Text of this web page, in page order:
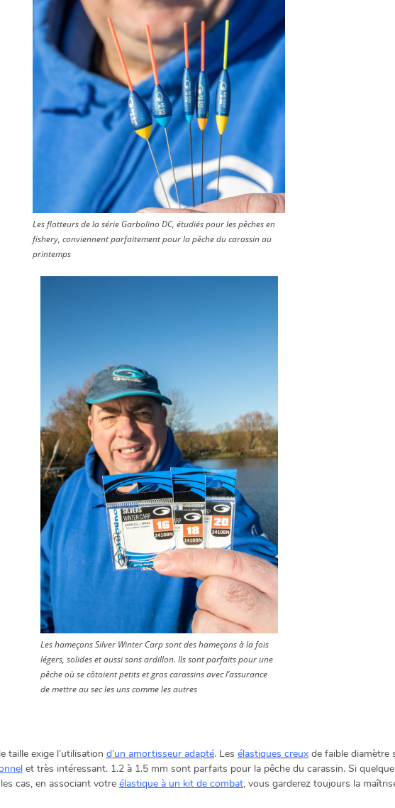
Les flotteurs de la série Garbolino DC, étudiés pour les pêches en
fishery, conviennent parfaitement pour la pêche du carassin au
printemps
Les hameçons Silver Winter Carp sont des hameçons à la fois
légers, solides et aussi sans ardillon. Ils sont parfaits pour une
pêche où se côtoient petits et gros carassins avec l’assurance
de mettre au sec les uns comme les autres
taille exige l’utilisation d’un amortisseur adapté. Les élastiques creux de faible diamètre
et très intéressant. 1.2 à 1.5 mm sont parfaits pour la pêche du carassin. Si
cas, en associant votre élastique à un kit de combat, vous garderez toujours la